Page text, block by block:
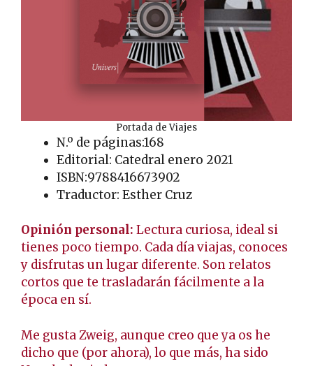
Portada de Viajes
N.º de páginas:168
Editorial: Catedral enero 2021
ISBN:9788416673902
Traductor: Esther Cruz
Opinión personal: Lectura curiosa, ideal si
tienes poco tiempo. Cada día viajas, conoces
y disfrutas un lugar diferente. Son relatos
cortos que te trasladarán fácilmente a la
época en sí.
Me gusta Zweig, aunque creo que ya os he
dicho que (por ahora), lo que más, ha sido